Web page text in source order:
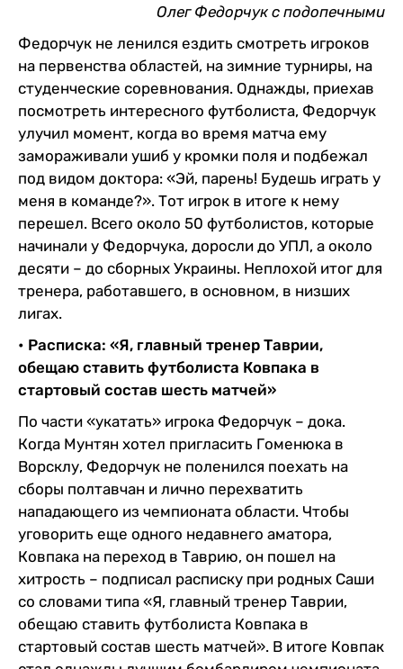
Олег Федорчук с подопечными
Федорчук не ленился ездить смотреть игроков
на первенства областей, на зимние турниры, на
студенческие соревнования. Однажды, приехав
посмотреть интересного футболиста, Федорчук
улучил момент, когда во время матча ему
замораживали ушиб у кромки поля и подбежал
под видом доктора: «Эй, парень! Будешь играть у
меня в команде?». Тот игрок в итоге к нему
перешел. Всего около 50 футболистов, которые
начинали у Федорчука, доросли до УПЛ, а около
десяти – до сборных Украины. Неплохой итог для
тренера, работавшего, в основном, в низших
лигах.
• Расписка: «Я, главный тренер Таврии,
обещаю ставить футболиста Ковпака в
стартовый состав шесть матчей»
По части «укатать» игрока Федорчук – дока.
Когда Мунтян хотел пригласить Гоменюка в
Ворсклу, Федорчук не поленился поехать на
сборы полтавчан и лично перехватить
нападающего из чемпионата области. Чтобы
уговорить еще одного недавнего аматора,
Ковпака на переход в Таврию, он пошел на
хитрость – подписал расписку при родных Саши
со словами типа «Я, главный тренер Таврии,
обещаю ставить футболиста Ковпака в
стартовый состав шесть матчей». В итоге Ковпак